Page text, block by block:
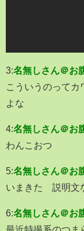
3:名無しさん＠お
こういうのって
よな
4:名無しさん＠お
わんこおつ
5:名無しさん＠お
いまきた 説明文
6:名無しさん＠お
最近特撮系のつま